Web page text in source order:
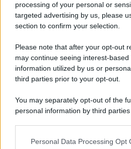
processing of your personal or
targeted advertising by us, please
section to confirm your selection.
Please note that after your opt-out
may continue seeing interest-
information utilized by us or
third parties prior to your opt-out.
You may separately opt-out of the
personal information by third parties
This information may also be
Personal Data Processing Opt
Newz Illinois
Newz Ohio
Hig Tech Mag
Scoop Mag
Lgbtqia News
Day Travel 365
Home Magazine 365
SecondHomeMagazine